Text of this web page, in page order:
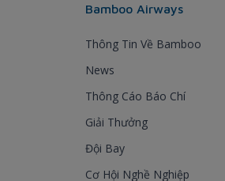
Bamboo Airways
Thông Tin Về Bamboo
News
Thông Cáo Báo Chí
Giải Thưởng
Đội Bay
Cơ Hội Nghề Nghiệp